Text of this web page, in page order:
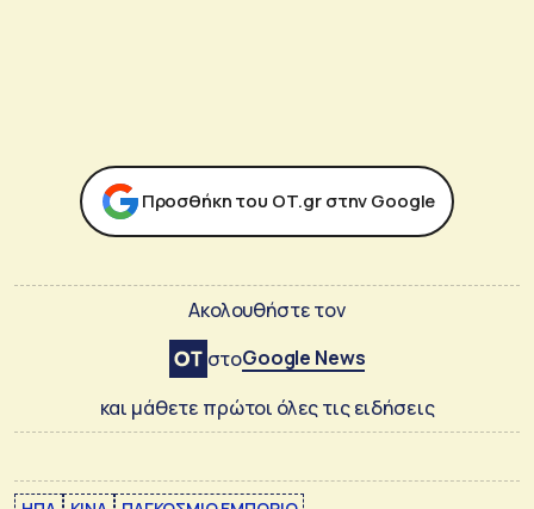
Προσθήκη του ΟΤ.gr στην Google
Ακολουθήστε τον
στοGoogle News
και μάθετε πρώτοι όλες τις ειδήσεις